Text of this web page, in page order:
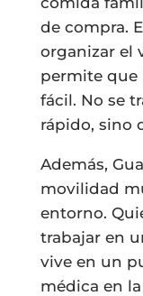
de compra.
organizar el
permite que
fácil. No se
rápido, sino
Además,
movilidad
entorno.
trabajar en
vive en un
médica en